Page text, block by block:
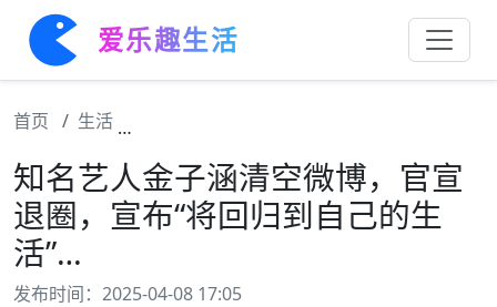
爱乐趣生活
首页 生活
知名艺人金子涵清空微博，官宣
退圈，宣布“将回归到自己的生
活”…
发布时间：2025-04-08 17:05